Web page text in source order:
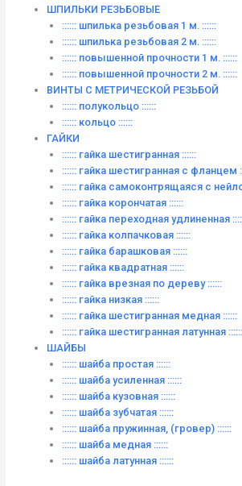
ШПИЛЬКИ РЕЗЬБОВЫЕ
:::::: шпилька резьбовая 1 м. ::::::
:::::: шпилька резьбовая 2 м. ::::::
:::::: повышенной прочности 1 м. ::::::
:::::: повышенной прочности 2 м. ::::::
ВИНТЫ C МЕТРИЧЕСКОЙ РЕЗЬБОЙ
:::::: полукольцо ::::::
:::::: кольцо ::::::
ГАЙКИ
:::::: гайка шестигранная ::::::
:::::: гайка шестигранная с фланцем
:::::: гайка самоконтрящаяся с
:::::: гайка корончатая ::::::
:::::: гайка переходная удлиненная
:::::: гайка колпачковая ::::::
:::::: гайка барашковая ::::::
:::::: гайка квадратная ::::::
:::::: гайка врезная по дереву ::::::
:::::: гайка низкая ::::::
:::::: гайка шестигранная медная ::::::
:::::: гайка шестигранная латунная ::::::
ШАЙБЫ
:::::: шайба простая ::::::
:::::: шайба усиленная ::::::
:::::: шайба кузовная ::::::
:::::: шайба зубчатая ::::::
:::::: шайба пружинная, (гровер) ::::::
:::::: шайба медная ::::::
:::::: шайба латунная ::::::